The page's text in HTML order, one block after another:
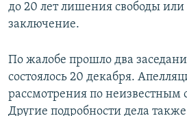
до 20 лет лишения свободы
заключение.
По жалобе прошло два
состоялось 20 декабря.
рассмотрения по неизвестным
Другие подробности дела